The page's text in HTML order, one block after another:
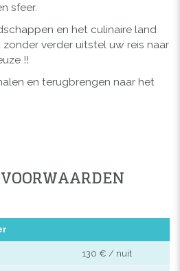
sfeer.
en het culinaire land
verder uitstel uw reis naar
!!
en terugbrengen naar het
130 € / nuit